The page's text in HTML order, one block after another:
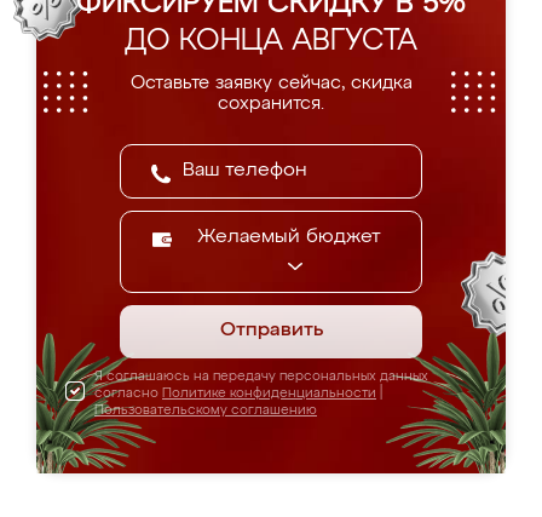
ДО КОНЦА АВГУСТА
Оставьте заявку сейчас, скидка
сохранится.
Желаемый бюджет
Отправить
Я соглашаюсь на передачу персональных данных
согласно Политике конфиденциальности
Пользовательскому соглашению